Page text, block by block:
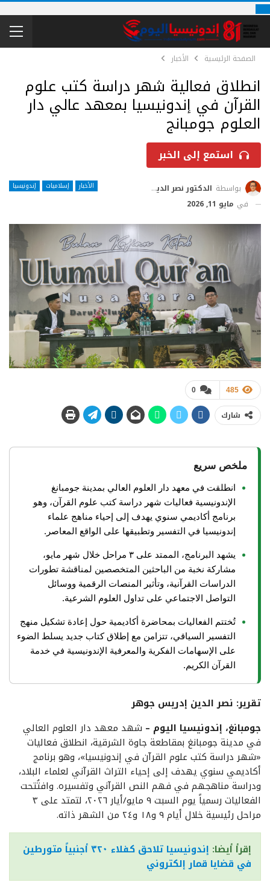
الصفحة الرئيسية الأخبار
انطلاق فعالية شهر دراسة كتب علوم
القرآن في إندونيسيا بمعهد عالي دار
العلوم جومبانج
استمع إلى الخبر
الأخبار إسلاميات إندونيسيا بواسطة الدكتور نصر الدين إدريس
في مايو 11, 2026
0 485
شارك
ملخص سريع
انطلقت في معهد دار العلوم العالي بمدينة جومبانغ
الإندونيسية فعاليات شهر دراسة كتب علوم القرآن، وهو
برنامج أكاديمي سنوي يهدف إلى إحياء مناهج علماء
إندونيسيا في التفسير وتطبيقها على الواقع المعاصر.
يشهد البرنامج، الممتد على ٣ مراحل خلال شهر مايو،
مشاركة نخبة من الباحثين المتخصصين لمناقشة تطورات
الدراسات القرآنية، وتأثير المنصات الرقمية ووسائل
التواصل الاجتماعي على تداول العلوم الشرعية.
تُختتم الفعاليات بمحاضرة أكاديمية حول إعادة تشكيل منهج
التفسير السياقي، تتزامن مع إطلاق كتاب جديد يسلط الضوء
على الإسهامات الفكرية والمعرفية الإندونيسية في خدمة
القرآن الكريم.
تقرير: نصر الدين إدريس جوهر
جومبانغ، إندونيسيا اليوم – شهد معهد دار العلوم العالي
في مدينة جومبانغ بمقاطعة جاوة الشرقية، انطلاق فعاليات
«شهر دراسة كتب علوم القرآن في إندونيسيا»، وهو برنامج
أكاديمي سنوي يهدف إلى إحياء التراث القرآني لعلماء البلاد،
ودراسة مناهجهم في فهم النص القرآني وتفسيره. وافتُتحت
الفعاليات رسمياً يوم السبت ٩ مايو/أيار ٢٠٢٦، لتمتد على ٣
مراحل رئيسية خلال أيام ٩ و١٨ و٢٤ من الشهر ذاته.
إقرأ أيضا:
إندونيسيا تلاحق كفلاء ٣٢٠ أجنبياً متورطين
في قضايا قمار إلكتروني